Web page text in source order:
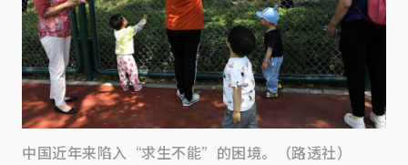
中国近年来陷入“求生不能”的困境。（路透社）